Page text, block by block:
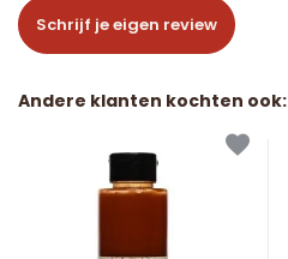
Schrijf je eigen review
Andere klanten kochten ook: